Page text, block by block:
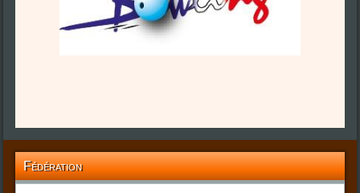
Fédération